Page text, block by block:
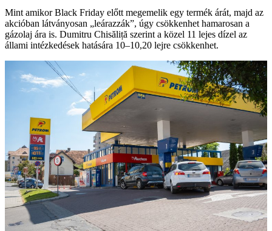
Mint amikor Black Friday előtt megemelik egy termék árát, majd az
akcióban látványosan „leárazzák”, úgy csökkenhet hamarosan a
gázolaj ára is. Dumitru Chisăliță szerint a közel 11 lejes dízel az
állami intézkedések hatására 10–10,20 lejre csökkenhet.